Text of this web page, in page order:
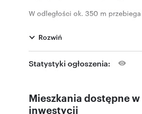
W odległości ok. 350 m
komunikacja miejska – przystanek
który będzie znajdował się
osiedlu, umożliwi mieszkańcom
do pracy, szkoły czy centrum.
Krakowie. Dodatkowym atutem
bliskość obwodnicy miasta,
Rozwiń
Statystyki ogłoszenia:
Mieszkania dostępne w
inwestycji